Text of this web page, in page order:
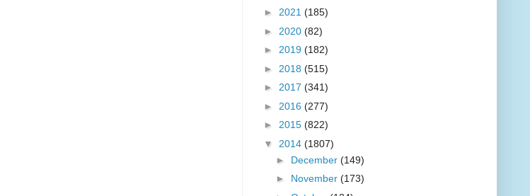
► 2021 (185)
► 2020 (82)
► 2019 (182)
► 2018 (515)
► 2017 (341)
► 2016 (277)
► 2015 (822)
▼ 2014 (1807)
► December (149)
► November (173)